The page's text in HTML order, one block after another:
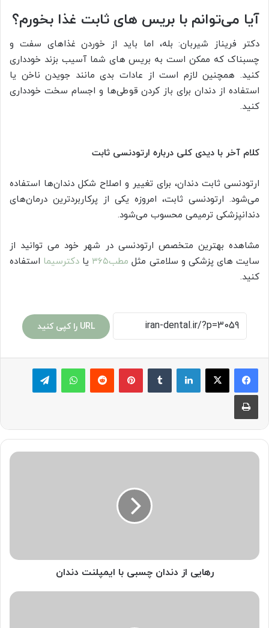
آیا می‌توانم با بریس های ثابت غذا بخورم؟
دکتر فریناز شیربان: بله، اما باید از خوردن غذاهای سفت و
چسبناک که ممکن است به بریس های شما آسیب بزند خودداری
کنید. همچنین لازم است از عادات بدی مانند جویدن ناخن یا
استفاده از دندان برای باز کردن قوطی‌ها و اجسام سخت خودداری
کنید.
کلام آخر با دیدی کلی درباره ارتودنسی ثابت
ارتودنسی ثابت دندان، برای تغییر و اصلاح شکل دندان‌ها استفاده
می‌شود. ارتودنسی ثابت، امروزه یکی از پرکاربردترین درمان‌های
دندانپزشکی ترمیمی محسوب می‌شود.
مشاهده بهترین متخصص ارتودنسی در شهر خود می توانید از
سایت های پزشکی و سلامتی مثل مطب۳۶۵ یا دکترسیما استفاده
کنید.
URL را کپی کنید
لینکدین ‫تامبلر پینترست‫رددیت واتس آپ تلگرام
چاپ
رهایی
رهایی از دندان چسبی با ایمپلنت دندان
انواع